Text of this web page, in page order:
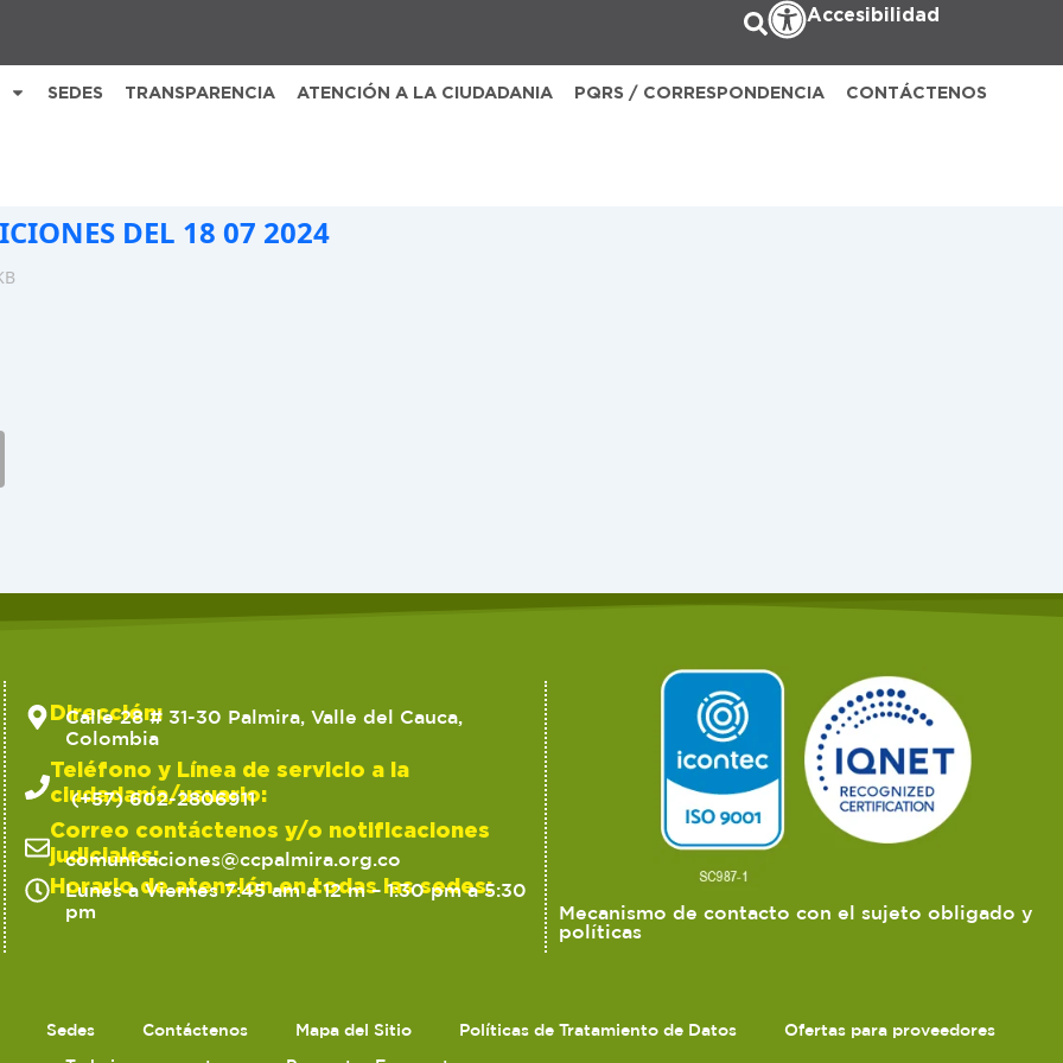
Accesibilidad
SEDES TRANSPARENCIA ATENCIÓN A LA CIUDADANIA PQRS / CORRESPONDENCIA CONTÁCTENOS
DEL 18 07 2024
Dirección:
Calle 28 # 31-30 Palmira, Valle del Cauca,
Colombia
Teléfono y Línea de servicio a la
ciudadanía/usuario:
(+57) 602-2806911
Correo contáctenos y/o notificaciones
judiciales:
comunicaciones@ccpalmira.org.co
Horario de atención en todas las sedes:
Lunes a Viernes 7:45 am a 12 m – 1:30 pm a 5:30
pm
Mecanismo de contacto con el sujeto obligado y
políticas
Sedes Contáctenos Mapa del Sitio Políticas de Tratamiento de Datos
Ofertas para proveedores